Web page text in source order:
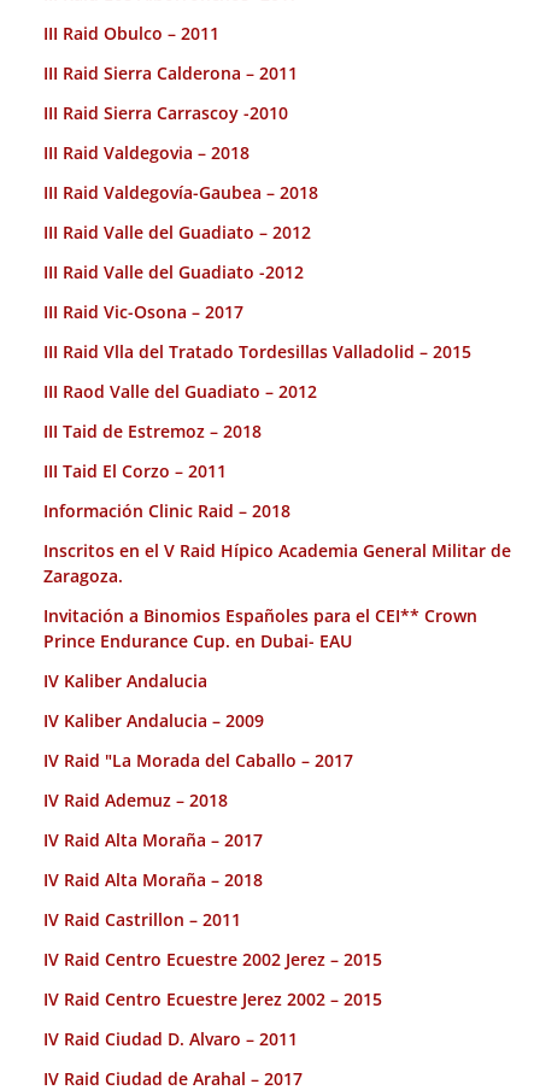
III Raid Obulco – 2011
III Raid Sierra Calderona – 2011
III Raid Sierra Carrascoy -2010
III Raid Valdegovia – 2018
III Raid Valdegovía-Gaubea – 2018
III Raid Valle del Guadiato – 2012
III Raid Valle del Guadiato -2012
III Raid Vic-Osona – 2017
III Raid Vlla del Tratado Tordesillas Valladolid – 2015
III Raod Valle del Guadiato – 2012
III Taid de Estremoz – 2018
III Taid El Corzo – 2011
Información Clinic Raid – 2018
Inscritos en el V Raid Hípico Academia General Militar de
Zaragoza.
Invitación a Binomios Españoles para el CEI** Crown
Prince Endurance Cup. en Dubai- EAU
IV Kaliber Andalucia
IV Kaliber Andalucia – 2009
IV Raid "La Morada del Caballo – 2017
IV Raid Ademuz – 2018
IV Raid Alta Moraña – 2017
IV Raid Alta Moraña – 2018
IV Raid Castrillon – 2011
IV Raid Centro Ecuestre 2002 Jerez – 2015
IV Raid Centro Ecuestre Jerez 2002 – 2015
IV Raid Ciudad D. Alvaro – 2011
IV Raid Ciudad de Arahal – 2017